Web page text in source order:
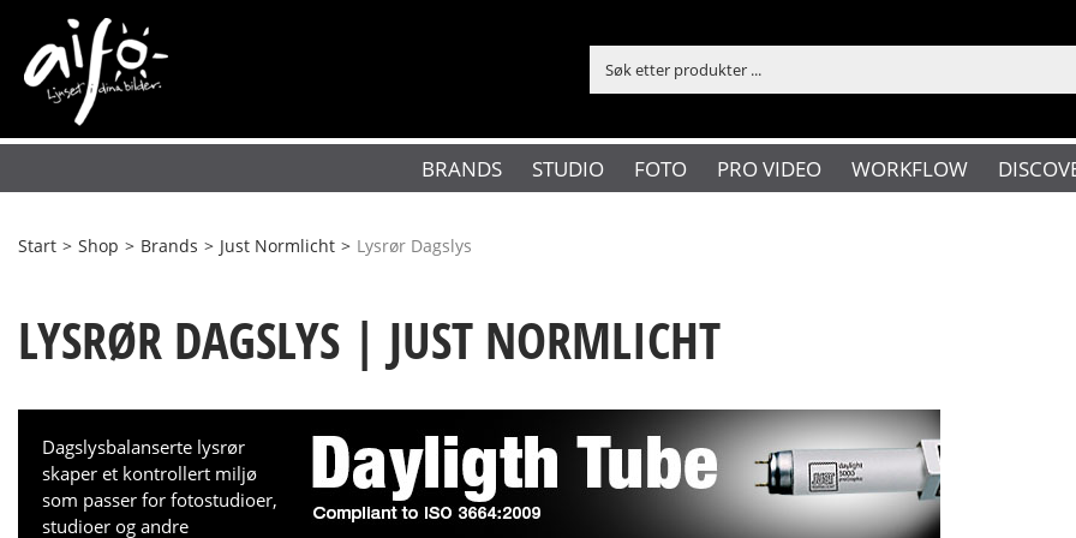
BRANDS STUDIO FOTO PRO VIDEO WORKFLOW
Start > Shop > Brands > Just Normlicht > Lysrør Dagslys
LYSRØR DAGSLYS | JUST NORMLICHT
Dagslysbalanserte lysrør
skaper et kontrollert miljø
som passer for fotostudioer,
studioer og andre